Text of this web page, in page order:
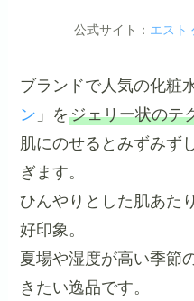
公式サイト： エスト
ブランドで人気の化粧
ン 」をジェリー状のテ
肌にのせるとみずみず
ぎます。
ひんやりとした肌あた
好印象。
夏場や湿度が高い季節
きたい逸品です。